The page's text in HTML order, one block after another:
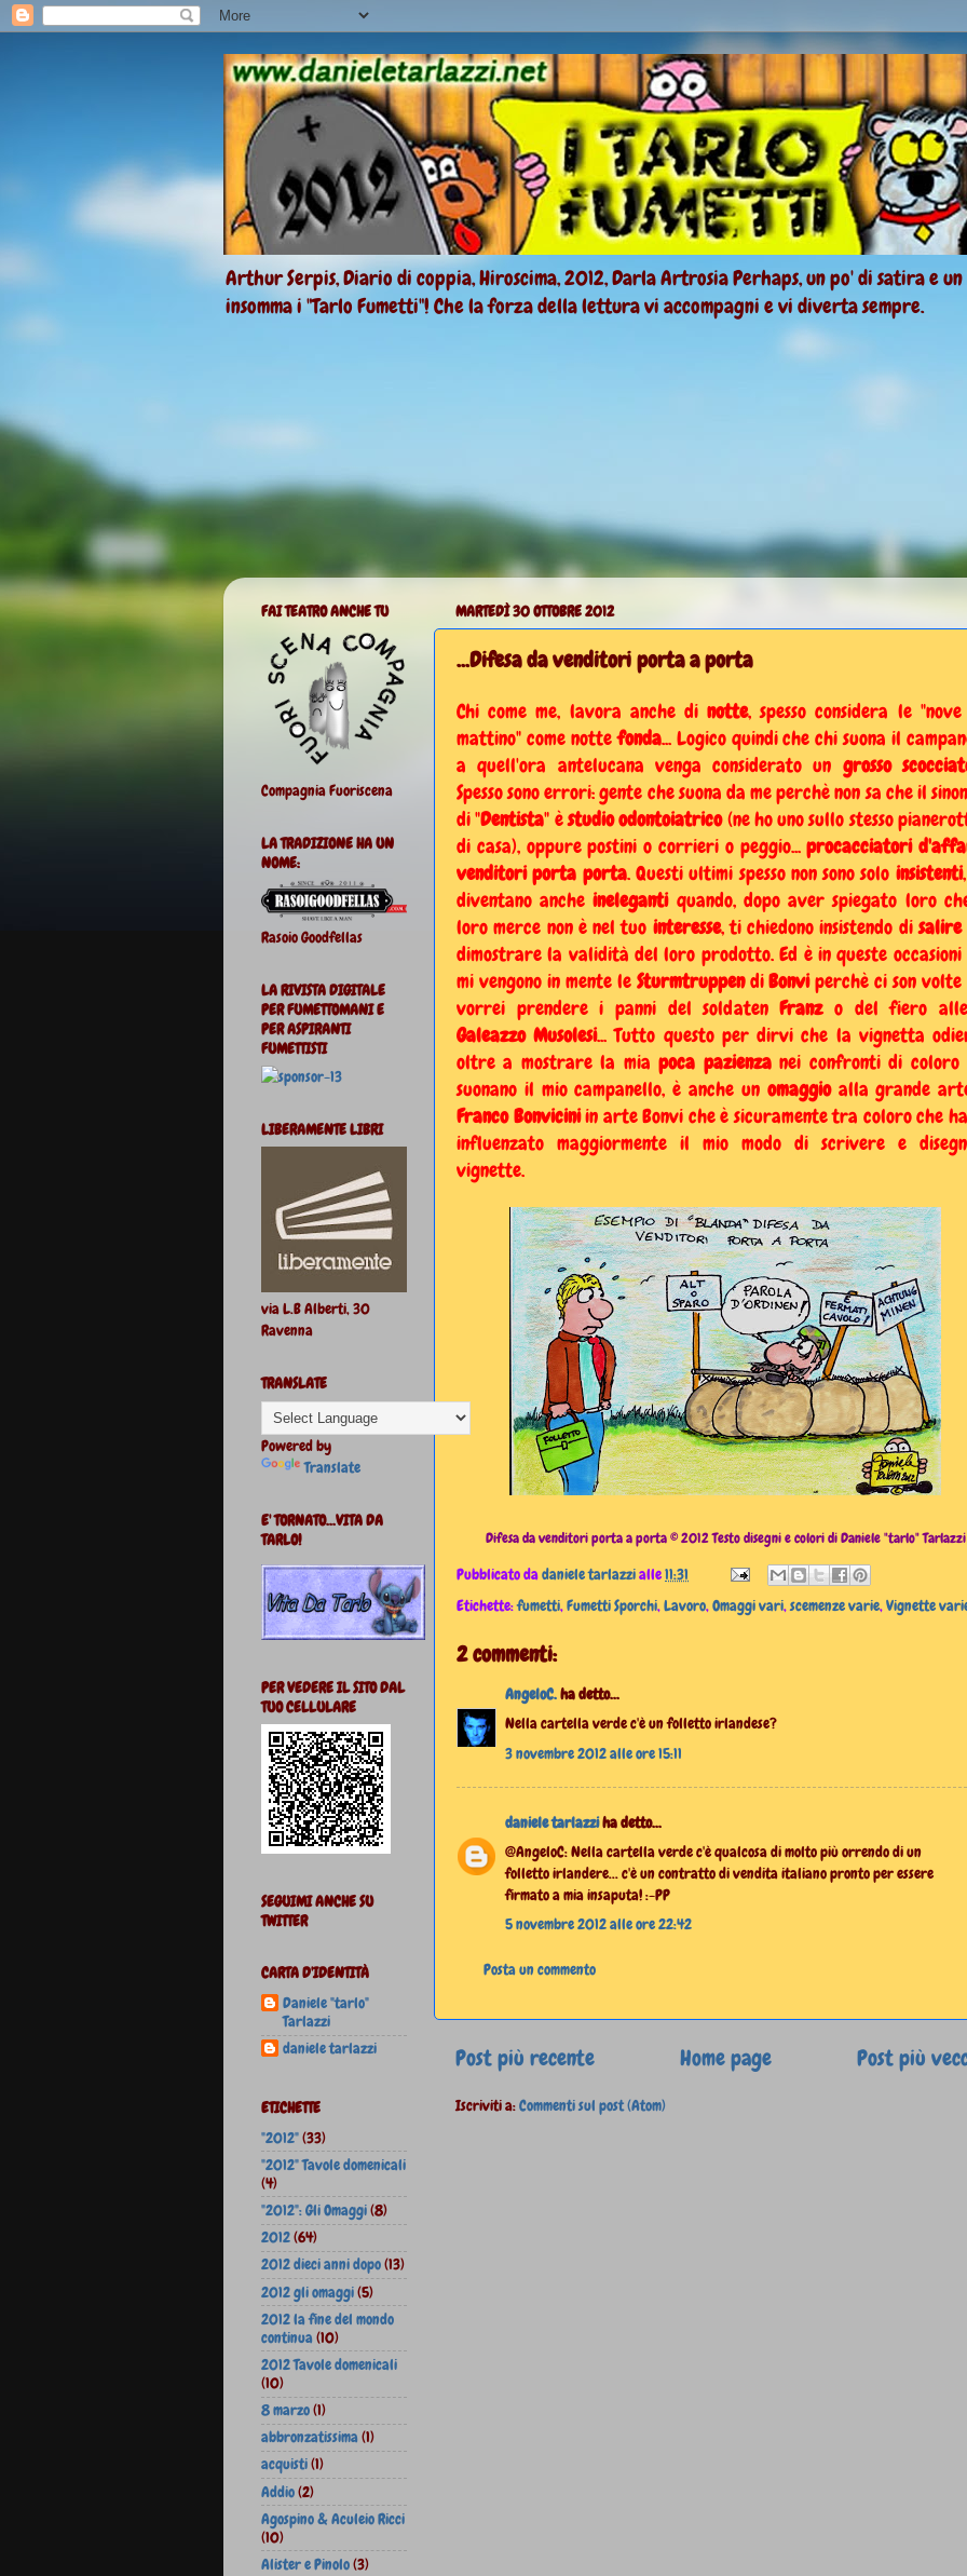
Arthur Serpis, Diario di coppia, Hiroscima, 2012, Darla Artrosia Perhaps, un po' di satira e
insomma i "Tarlo Fumetti"! Che la forza della lettura vi accompagni e vi diverta sempre.
MARTEDÌ 30 OTTOBRE 2012
...Difesa da venditori porta a porta
Chi come me, lavora anche dinotte, spesso considera le
mattino" come nottefonda... Logico quindi che chi suona il
a quell'ora antelucana venga considerato un grosso
Spesso sono errori: gente che suona da me perchè non sa che il
di "Dentista" èstudio odontoiatrico(ne ho uno sullo stesso
di casa), oppure postini o corrieri o peggio... procacciatori
venditori porta porta. Questi ultimi spesso non sono solo insistenti
diventano ancheinelegantiquando, dopo aver spiegato loro
loro merce non è nel tuo interesse, ti chiedono insistendo disalire
dimostrare la validità del loro prodotto. Ed è in queste occasioni
mi vengono in mente le SturmtruppendiBonviperchè ci son volte
vorrei prendere i panni del soldatenFranzo del fiero
Galeazzo Musolesi... Tutto questo per dirvi che la vignetta
oltre a mostrare la mia poca pazienzanei confronti di coloro
suonano il mio campanello, è anche un omaggioalla grande
Franco Bonviciniin arte Bonvi che è sicuramente tra coloro che
influenzato maggiormente il mio modo di scrivere e
vignette.
Difesa da venditori porta a porta © 2012 Testo disegni e colori di Daniele "tarlo" Tarlazzi
Pubblicato dadaniele tarlazzialle11:31
Etichette:fumetti,Fumetti Sporchi,Lavoro,Omaggi vari,scemenze varie,Vignette
2 commenti:
AngeloC.ha detto...
Nella cartella verde c'è un folletto irlandese?
3 novembre 2012 alle ore 15:11
daniele tarlazziha detto...
@AngeloC: Nella cartella verde c'è qualcosa di molto più orrendo di un
folletto irlandere... c'è un contratto di vendita italiano pronto per essere
firmato a mia insaputa! :-PP
5 novembre 2012 alle ore 22:42
Posta un commento
Post più recente Post più
Home page
Iscriviti a:Commenti sul post (Atom)
FAI TEATRO ANCHE TU
Compagnia Fuoriscena
LA TRADIZIONE HA UN
NOME:
Rasoio Goodfellas
LA RIVISTA DIGITALE
PER FUMETTOMANI E
PER ASPIRANTI
FUMETTISTI
LIBERAMENTE LIBRI
via L.B Alberti, 30
Ravenna
TRANSLATE
Powered by
Translate
E' TORNATO...VITA DA
TARLO!
PER VEDERE IL SITO DAL
TUO CELLULARE
SEGUIMI ANCHE SU
TWITTER
CARTA D'IDENTITÀ
Daniele "tarlo"
Tarlazzi
daniele tarlazzi
ETICHETTE
"2012"(33)
"2012" Tavole domenicali
(4)
"2012": Gli Omaggi(8)
2012(64)
2012 dieci anni dopo(13)
2012 gli omaggi(5)
2012 la fine del mondo
continua(10)
2012 Tavole domenicali
(10)
8 marzo(1)
abbronzatissima(1)
acquisti(1)
Addio(2)
Agospino & Aculeio Ricci
(10)
Alister e Pinolo(3)